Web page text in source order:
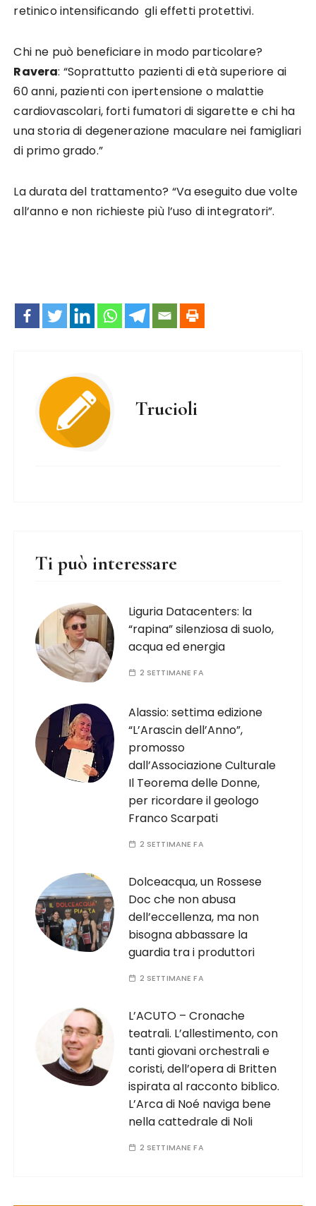
retinico intensificando gli effetti protettivi.
Chi ne può beneficiare in modo particolare?
Ravera: “Soprattutto pazienti di età superiore ai
60 anni, pazienti con ipertensione o malattie
cardiovascolari, forti fumatori di sigarette e chi ha
una storia di degenerazione maculare nei famigliari
di primo grado.”
La durata del trattamento? “Va eseguito due volte
all’anno e non richieste più l’uso di integratori”.
Trucioli
Ti può interessare
Liguria Datacenters: la
“rapina” silenziosa di suolo,
acqua ed energia
2 SETTIMANE FA
Alassio: settima edizione
“L’Arascin dell’Anno”,
promosso
dall’Associazione Culturale
Il Teorema delle Donne,
per ricordare il geologo
Franco Scarpati
2 SETTIMANE FA
Dolceacqua, un Rossese
Doc che non abusa
dell’eccellenza, ma non
bisogna abbassare la
guardia tra i produttori
2 SETTIMANE FA
L’ACUTO – Cronache
teatrali. L’allestimento, con
tanti giovani orchestrali e
coristi, dell’opera di Britten
ispirata al racconto biblico.
L’Arca di Noé naviga bene
nella cattedrale di Noli
2 SETTIMANE FA